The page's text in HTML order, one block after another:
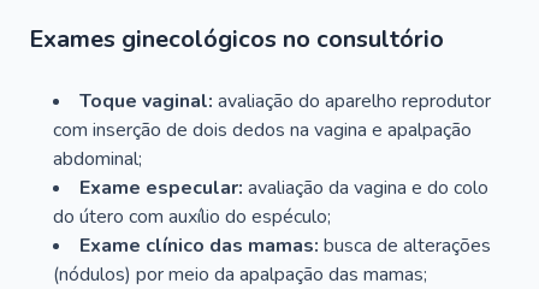
Exames ginecológicos no consultório
Toque vaginal: avaliação do aparelho reprodutor
com inserção de dois dedos na vagina e apalpação
abdominal;
Exame especular: avaliação da vagina e do colo
do útero com auxílio do espéculo;
Exame clínico das mamas: busca de alterações
(nódulos) por meio da apalpação das mamas;